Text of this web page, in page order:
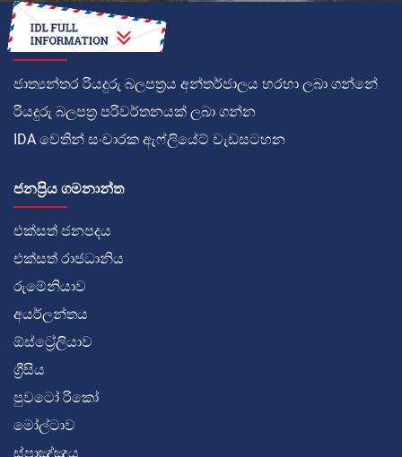
කොහොමද
ජාත්‍යන්තර රියදුරු බලපත්‍රය අන්තර්ජාලය හරහා ලබා ගන්නේ
රියදුරු බලපත්‍ර පරිවර්තනයක් ලබා ගන්න
IDA වෙතින් සංචාරක ඇෆ්ලියේට් වැඩසටහන
ජනප්‍රිය ගමනාන්ත
එක්සත් ජනපදය
එක්සත් රාජධානිය
රුමේනියාව
අයර්ලන්තය
ඕස්ට්‍රේලියාව
ග්‍රීසිය
පුවටෝ රිකෝ
මෝල්ටාව
ස්පාඤ්ඤය